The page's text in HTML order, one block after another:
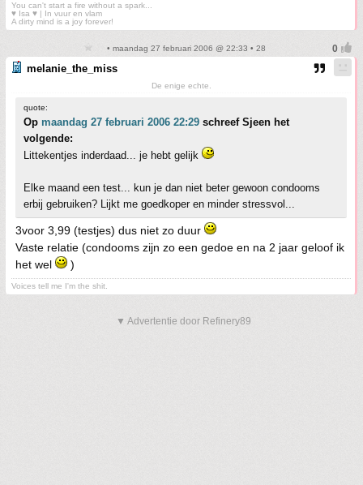
You can't start a fire without a spark...
♥ Isa ♥ | In vuur en vlam
A dirty mind is a joy forever!
• maandag 27 februari 2006 @ 22:33 • 28
melanie_the_miss
De enige echte.
quote:
Op maandag 27 februari 2006 22:29 schreef Sjeen het
volgende:
Littekentjes inderdaad... je hebt gelijk
Elke maand een test... kun je dan niet beter gewoon condooms
erbij gebruiken? Lijkt me goedkoper en minder stressvol...
3voor 3,99 (testjes) dus niet zo duur
Vaste relatie (condooms zijn zo een gedoe en na 2 jaar geloof ik
het wel
)
Voices tell me I'm the shit.
▼ Advertentie door Refinery89